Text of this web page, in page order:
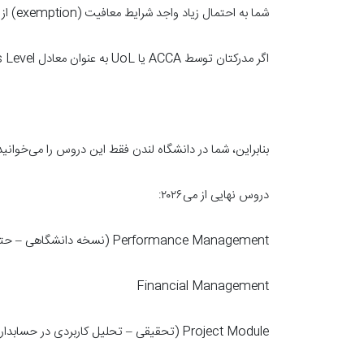
شما به احتمال زیاد واجد شرایط معافیت (exemption) از بخش بزرگی از دوره هستید.
اگر مدرکتان توسط ACCA یا UoL به عنوان معادل Applied Knowledge + Skills Level شناخته شود، می‌توانید مستقیماً وارد مرحله نهایی شوید.
بنابراین، شما در دانشگاه لندن فقط این دروس را
دروس نهایی از می۲۰۲۶:
Performance Management (نسخه دانشگاهی – حتی اگر قبلاً آن را در ایران خوانده‌اید، این نسخه باید گذرانده شود)
Financial Management
Project Module (تحقیقی – تحلیل کاربردی در حسابداری/مالی)